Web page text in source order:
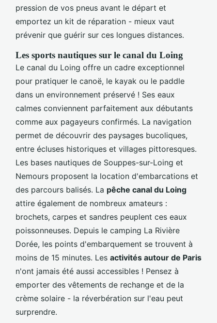
pression de vos pneus avant le départ et
emportez un kit de réparation - mieux vaut
prévenir que guérir sur ces longues distances.
Les sports nautiques sur le canal du Loing
Le canal du Loing offre un cadre exceptionnel
pour pratiquer le canoë, le kayak ou le paddle
dans un environnement préservé ! Ses eaux
calmes conviennent parfaitement aux débutants
comme aux pagayeurs confirmés. La navigation
permet de découvrir des paysages bucoliques,
entre écluses historiques et villages pittoresques.
Les bases nautiques de Souppes-sur-Loing et
Nemours proposent la location d'embarcations et
des parcours balisés. La pêche canal du Loing
attire également de nombreux amateurs :
brochets, carpes et sandres peuplent ces eaux
poissonneuses. Depuis le camping La Rivière
Dorée, les points d'embarquement se trouvent à
moins de 15 minutes. Les activités autour de Paris
n'ont jamais été aussi accessibles ! Pensez à
emporter des vêtements de rechange et de la
crème solaire - la réverbération sur l'eau peut
surprendre.